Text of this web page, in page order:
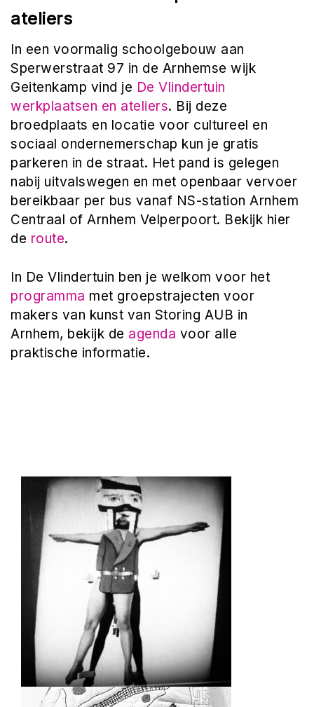
ateliers
In een voormalig schoolgebouw aan
Sperwerstraat 97 in de Arnhemse wijk
Geitenkamp vind je De Vlindertuin
werkplaatsen en ateliers. Bij deze
broedplaats en locatie voor cultureel en
sociaal ondernemerschap kun je gratis
parkeren in de straat. Het pand is gelegen
nabij uitvalswegen en met openbaar vervoer
bereikbaar per bus vanaf NS-station Arnhem
Centraal of Arnhem Velperpoort. Bekijk hier
de route.
In De Vlindertuin ben je welkom voor het
programma met groepstrajecten voor
makers van kunst van Storing AUB in
Arnhem, bekijk de agenda voor alle
praktische informatie.